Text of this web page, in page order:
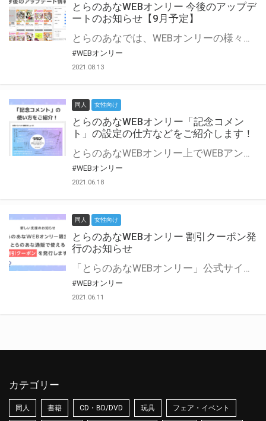
とらのあなWEBオンリー 今後のアップデ
ートのお知らせ【9月予定】
とらのあなでは、WEBオンリーの様々な支援を実施しています。 今回は2021年9月に実装を予定しているアップデート情報についてご紹介いたします。 とらのあなWEBオンリーサイトはこちら
#WEBオンリー
2021.08.13
同人 女性向け
とらのあなWEBオンリー「記念コメン
ト」の設定の仕方などをご紹介します！
とらのあなWEBオンリー上でWEBアンソロジーが作成できる「記念コメント」について、その使い方や作成手順を解説します！ 支援タイプを「サークル参加型」「サークル参加型・マルシェ(イベント会場)機能付き」でお申し込みいただいている主催者様はぜひご活用ください♪ とらのあなWEBオンリーサイトはこちら
#WEBオンリー
2021.06.18
同人 女性向け
とらのあなWEBオンリー 割引クーポン発
行のお知らせ
「とらのあなWEBオンリー」公式サイトでとらのあな通販の「割引クーポン」を配布中！ イベントごとに開催当日限定で使える割引クーポンのシリアルコードを発行します。 とらのあなWEBオンリーのページをチェックして、イベント当日にお得にお買い物を楽しみましょう♪ ※本キャンペーンは予告なく終了する場合がございます。 とらのあなWEBオンリーサイトはこちら
#WEBオンリー
2021.06.11
カテゴリー
同人 書籍 CD・BD/DVD 玩具 フェア・イベント